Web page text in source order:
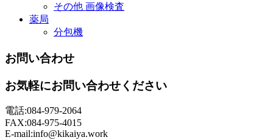
その他 画像検査
薬局
分包機
お問い合わせ
お気軽にお問い合わせください
電話:084-979-2064
FAX:084-975-4015
E-mail:info@kikaiya.work